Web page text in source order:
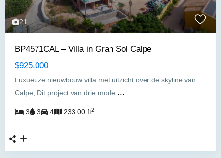
21
BP4571CAL – Villa in Gran Sol Calpe
$925.000
Luxueuze nieuwbouw villa met uitzicht over de skyline van
Calpe, Dit project van drie mode ...
3 3 4 233.00 ft2